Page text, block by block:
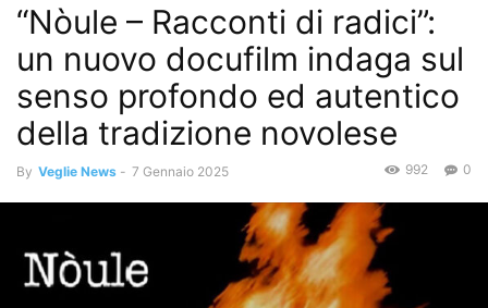
“Nòule – Racconti di radici”:
un nuovo docufilm indaga sul
senso profondo ed autentico
della tradizione novolese
By Veglie News - 7 Gennaio 2025 0
992